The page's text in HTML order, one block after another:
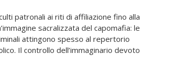
patronali ai riti di affiliazione fino alla
sacralizzata del capomafia: le
attingono spesso al repertorio
Il controllo dell’immaginario devoto
Puglisi nel settembre dello stesso anno, la
intrapreso un’opera di riconquista e di
spazio devozionale che si è intrecciata
modelli e riti di carattere civile. Questi i temi